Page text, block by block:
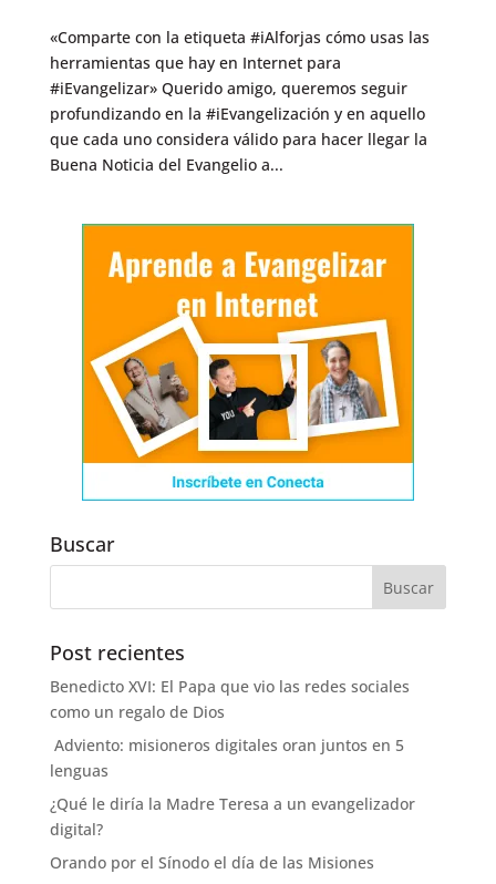
«Comparte con la etiqueta #iAlforjas cómo usas las
herramientas que hay en Internet para
#iEvangelizar» Querido amigo, queremos seguir
profundizando en la #iEvangelización y en aquello
que cada uno considera válido para hacer llegar la
Buena Noticia del Evangelio a...
Buscar
Post recientes
Benedicto XVI: El Papa que vio las redes sociales
como un regalo de Dios
Adviento: misioneros digitales oran juntos en 5
lenguas
¿Qué le diría la Madre Teresa a un evangelizador
digital?
Orando por el Sínodo el día de las Misiones